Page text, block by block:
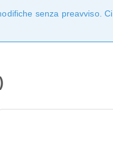
senza preavviso. Ci